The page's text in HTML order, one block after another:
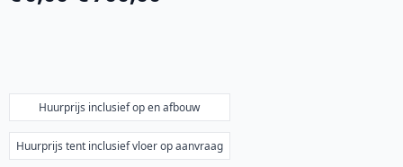
Huurprijs inclusief op en afbouw
Huurprijs tent inclusief vloer op aanvraag